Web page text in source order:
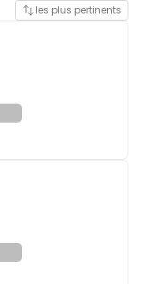
les plus pertinents